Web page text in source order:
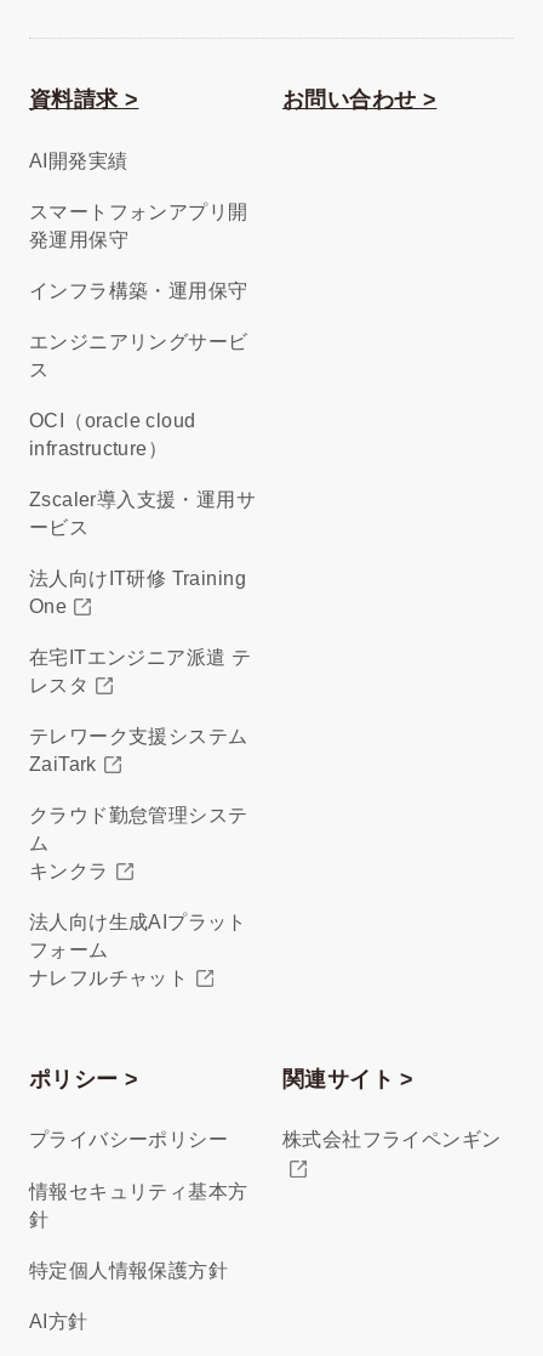
資料請求 >
AI開発実績
スマートフォンアプリ開
発運用保守
インフラ構築・運用保守
エンジニアリングサービ
ス
OCI（oracle cloud
infrastructure）
Zscaler導入支援・運用サ
ービス
法人向けIT研修 Training
One
在宅ITエンジニア派遣 テ
レスタ
テレワーク支援システム
ZaiTark
クラウド勤怠管理システ
ム
キンクラ
法人向け生成AIプラット
フォーム
ナレフルチャット
お問い合わせ >
ポリシー >
プライバシーポリシー
情報セキュリティ基本方
針
特定個人情報保護方針
AI方針
関連サイト >
株式会社フライペンギン